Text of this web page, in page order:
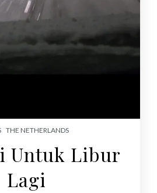
THE NETHERLANDS
Untuk Libur
Lagi